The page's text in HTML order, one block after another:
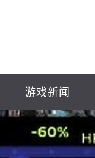
游戏新闻